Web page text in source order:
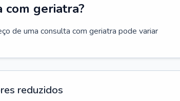
com geriatra?
de uma consulta com geriatra pode variar
reduzidos